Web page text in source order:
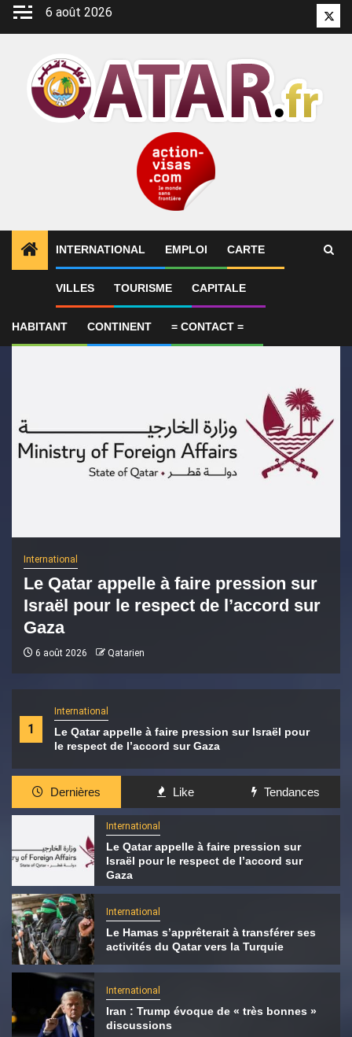
Aller
6 août 2026
INTERNATIONAL EMPLOI CARTE
VILLES TOURISME CAPITALE
HABITANT CONTINENT = CONTACT =
ALERTES INFO 1 Le Qatar appelle à faire pression
1
International
Le Qatar appelle à faire pression sur Israël pour
le respect de l’accord sur Gaza
International
Le Qatar appelle à faire pression sur
Israël pour le respect de l’accord sur
Gaza
6 août 2026 Qatarien
Dernières Like Tendances
International
Le Qatar appelle à faire pression sur
Israël pour le respect de l’accord sur
Gaza
International
Le Hamas s’apprêterait à transférer ses
activités du Qatar vers la Turquie
International
Iran : Trump évoque de « très bonnes »
discussions